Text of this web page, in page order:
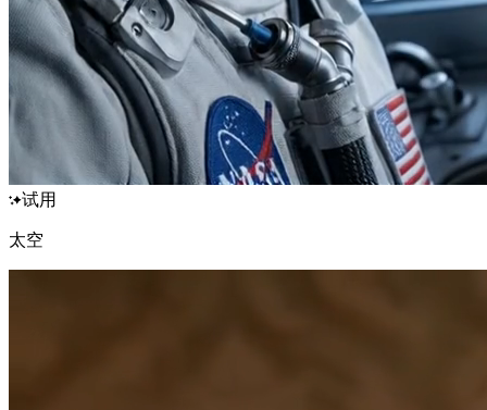
试用
太空